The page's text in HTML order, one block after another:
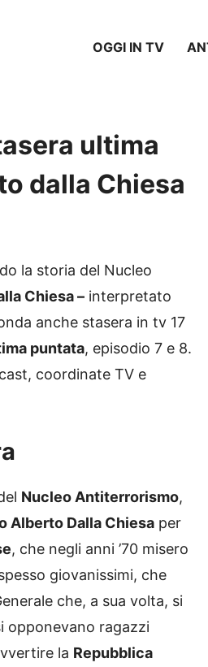
OGGI IN TV
ultima
dalla Chiesa
la storia del Nucleo
Chiesa – interpretato
anche stasera in tv 17
puntata, episodio 7 e 8.
coordinate TV e
Nucleo Antiterrorismo,
Alberto Dalla Chiesa per
, che negli anni ’70 misero
giovanissimi, che
che, a sua volta, si
opponevano ragazzi
la Repubblica